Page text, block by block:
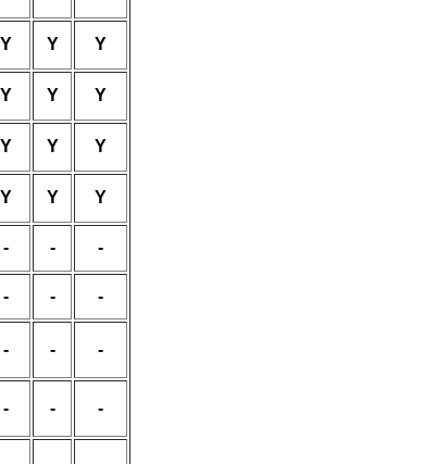
Y Y Y
Y Y Y
Y Y Y
Y Y Y
- - -
- - -
- - -
- - -